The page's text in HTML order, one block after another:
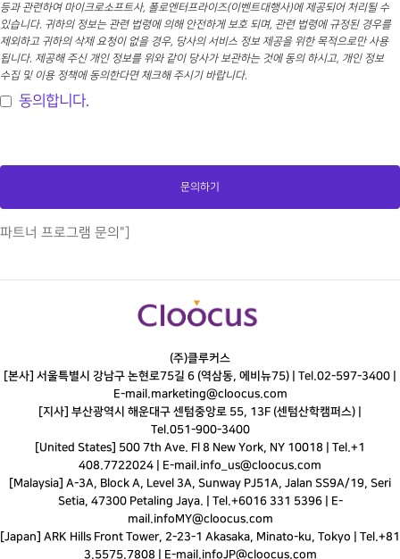
등과 관련하여 마이크로소프트사, 폴로엔터프라이즈(이벤트대행사)에 제공되어 처리될 수
있습니다. 귀하의 정보는 관련 법령에 의해 안전하게 보호 되며, 관련 법령에 규정된 경우를
제외하고 귀하의 삭제 요청이 없을 경우, 당사의 서비스 정보 제공을 위한 목적으로만 사용
됩니다. 제공해 주신 개인 정보를 위와 같이 당사가 보관하는 것에 동의 하시고, 개인 정보
수집 및 이용 정책에 동의한다면 체크해 주시기 바랍니다.
동의합니다.
문의하기
This
파트너 프로그램 문의"]
(주)클루커스
[본사] 서울특별시 강남구 논현로75길 6 (역삼동, 에비뉴75) | Tel.02-597-3400
E-mail. marketing@cloocus.com
[지사] 부산광역시 해운대구 센텀중앙로 55, 13F (센텀산학캠퍼스) |
Tel. 051-900-3400
[United States] 500 7th Ave. Fl 8 New York, NY 10018 | Tel.+1
408.7722024 | E-mail. info_us@cloocus.com
[Malaysia] A-3A, Block A, Level 3A, Sunway PJ51A, Jalan SS9A/19, Seri
Setia, 47300 Petaling Jaya. | Tel.+6016 331 5396 | E-
mail. infoMY@cloocus.com
[Japan] ARK Hills Front Tower, 2-23-1 Akasaka, Minato-ku, Tokyo | Tel.+81
3.5575.7808 | E-mail. infoJP@cloocus.com